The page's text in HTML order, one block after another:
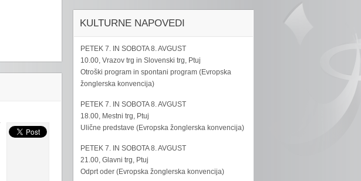
KULTURNE NAPOVEDI
PETEK 7. IN SOBOTA 8. AVGUST
10.00, Vrazov trg in Slovenski trg, Ptuj
Otroški program in spontani program (Evropska
žonglerska konvencija)
PETEK 7. IN SOBOTA 8. AVGUST
18.00, Mestni trg, Ptuj
Ulične predstave (Evropska žonglerska konvencija)
PETEK 7. IN SOBOTA 8. AVGUST
21.00, Glavni trg, Ptuj
Odprt oder (Evropska žonglerska konvencija)